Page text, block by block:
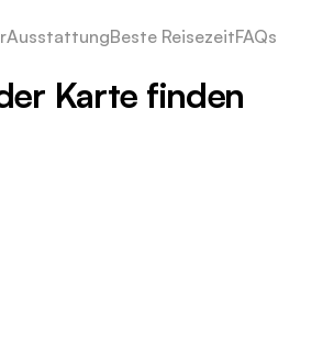
AusstattungBeste ReisezeitFAQs
Karte finden